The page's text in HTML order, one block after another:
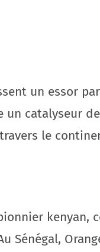
un essor
un catalyseur
le
kenyan,
Sénégal,